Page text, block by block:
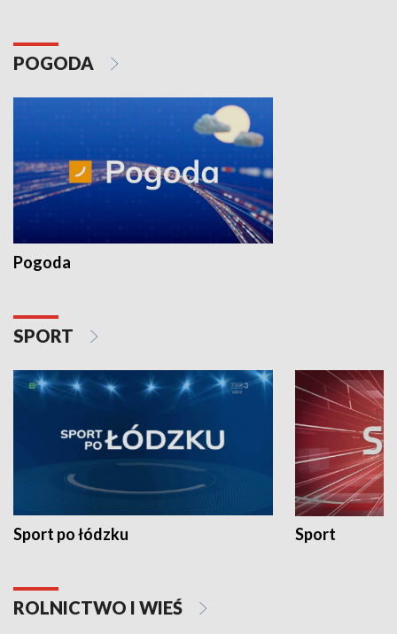
POGODA
Pogoda
SPORT
Sport po łódzku Sport
ROLNICTWO I WIEŚ